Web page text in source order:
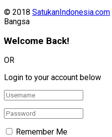
© 2018 SatukanIndonesia.com
Bangsa
Welcome Back!
OR
Login to your account below
Remember Me